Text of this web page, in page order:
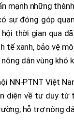
mạnh những
sự đóng góp
thời gian qua
tế xanh, bảo vệ
dân vùng khó
NN-PTNT Việt
diện về tư duy từ
hỗ trợ nông